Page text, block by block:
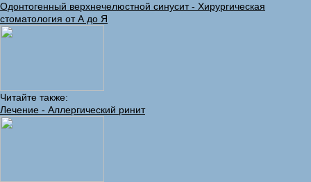
Одонтогенный верхнечелюстной синусит - Хирургическая
стоматология от А до Я
Читайте также:
Лечение - Аллергический ринит